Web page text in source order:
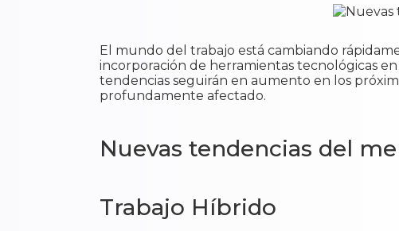
El mundo del trabajo está cambiando
incorporación de herramientas tecnológicas
tendencias seguirán en aumento en los
profundamente afectado.
Nuevas tendencias del
Trabajo Híbrido